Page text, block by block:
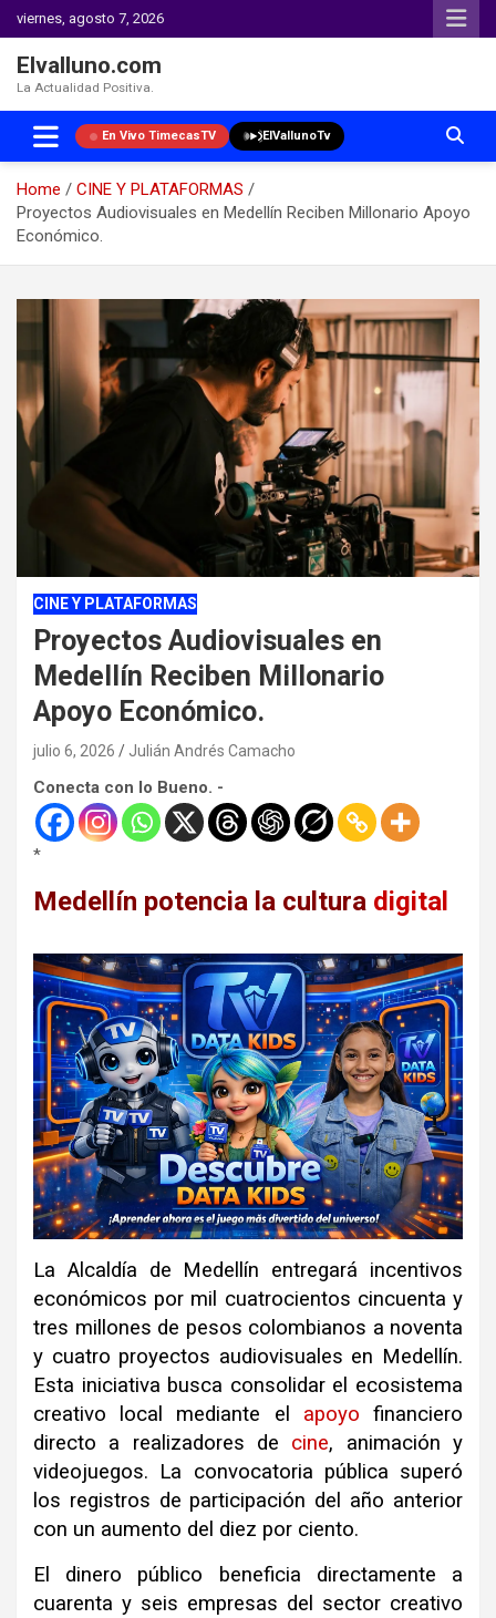
viernes, agosto 7, 2026
Elvalluno.com
La Actualidad Positiva.
En Vivo TimecasTV ElVallunoTv
Home
CINE Y PLATAFORMAS
Proyectos Audiovisuales en Medellín Reciben Millonario Apoyo
Económico.
content
CINE Y PLATAFORMAS
Proyectos Audiovisuales en
Medellín Reciben Millonario
Apoyo Económico.
julio 6, 2026 Julián Andrés Camacho
Conecta con lo Bueno. -
*
Medellín potencia la cultura digital
La Alcaldía de Medellín entregará incentivos
económicos por mil cuatrocientos cincuenta y
tres millones de pesos colombianos a noventa
y cuatro proyectos audiovisuales en Medellín.
Esta iniciativa busca consolidar el ecosistema
creativo local mediante el apoyo financiero
directo a realizadores de cine, animación y
videojuegos. La convocatoria pública superó
los registros de participación del año anterior
con un aumento del diez por ciento.
El dinero público beneficia directamente a
cuarenta y seis empresas del sector creativo